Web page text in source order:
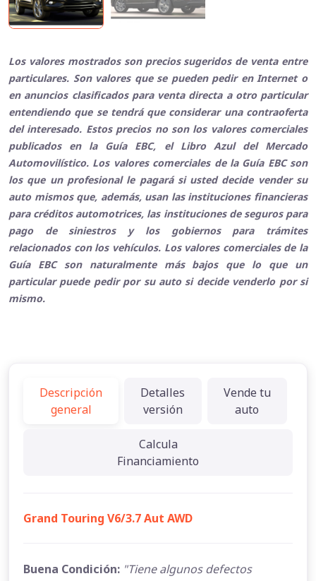
Los valores mostrados son precios sugeridos de venta entre
particulares. Son valores que se pueden pedir en Internet o
en anuncios clasificados para venta directa a otro particular
entendiendo que se tendrá que considerar una contraoferta
del interesado. Estos precios no son los valores comerciales
publicados en la Guía EBC, el Libro Azul del Mercado
Automovilístico. Los valores comerciales de la Guía EBC son
los que un profesional le pagará si usted decide vender su
auto mismos que, además, usan las instituciones financieras
para créditos automotrices, las instituciones de seguros para
pago de siniestros y los gobiernos para trámites
relacionados con los vehículos. Los valores comerciales de la
Guía EBC son naturalmente más bajos que lo que un
particular puede pedir por su auto si decide venderlo por si
mismo.
Descripción
general
Detalles
versión
Vende tu
auto
Calcula
Financiamiento
Grand Touring V6/3.7 Aut AWD
Buena Condición: "Tiene algunos defectos